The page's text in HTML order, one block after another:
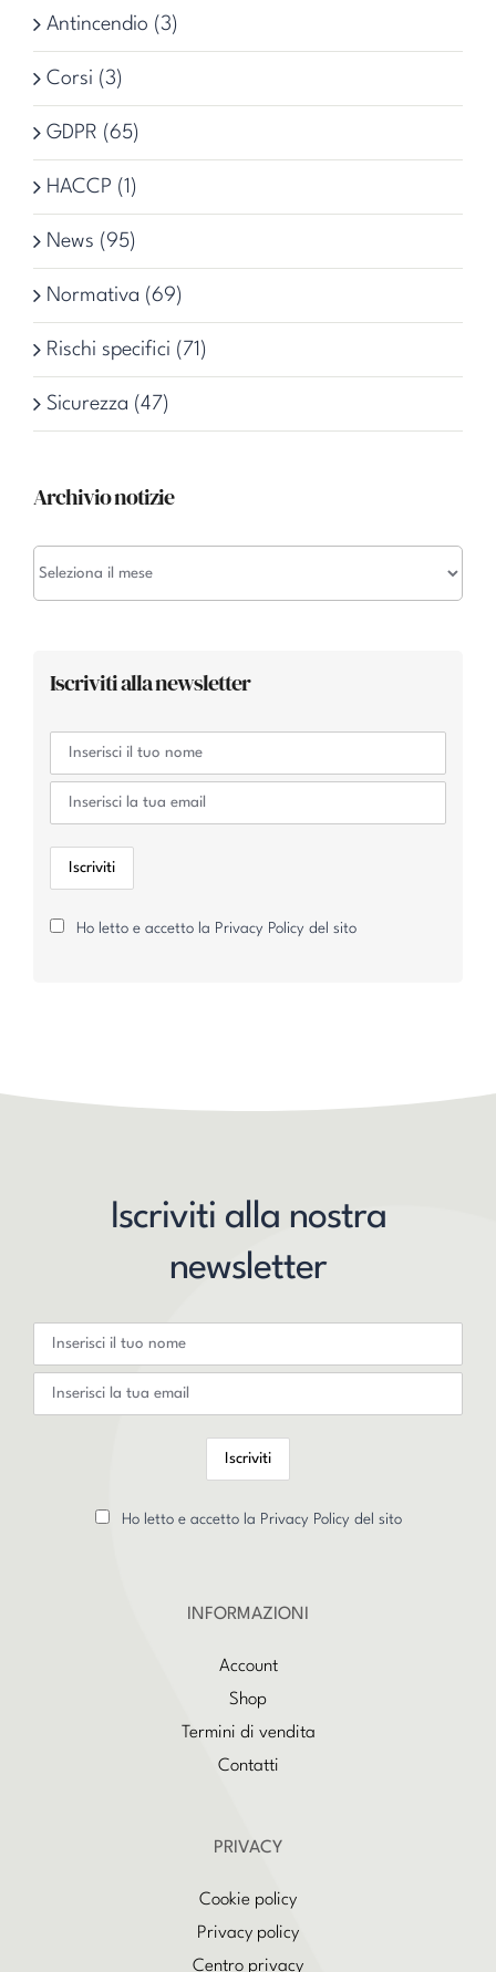
Antincendio (3)
Corsi (3)
GDPR (65)
HACCP (1)
News (95)
Normativa (69)
Rischi specifici (71)
Sicurezza (47)
Archivio notizie
Iscriviti alla newsletter
Ho letto e accetto la Privacy Policy del sito
Iscriviti alla nostra
newsletter
Ho letto e accetto la Privacy Policy del sito
INFORMAZIONI
Account
Shop
Termini di vendita
Contatti
PRIVACY
Cookie policy
Privacy policy
Centro privacy